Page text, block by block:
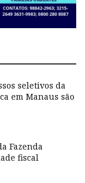
seletivos da
em Manaus são
Fazenda
fiscal